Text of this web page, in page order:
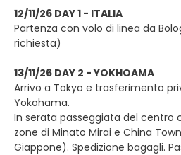
12/11/26 DAY 1 - ITALIA
Partenza con volo di linea da
richiesta)
13/11/26 DAY 2 - YOKHOAMA
Arrivo a Tokyo e trasferimento
Yokohama.
In serata passeggiata del centro
zone di Minato Mirai e China
Giappone). Spedizione bagagli.